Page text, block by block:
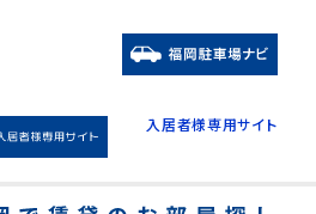
入居者様専用サイト